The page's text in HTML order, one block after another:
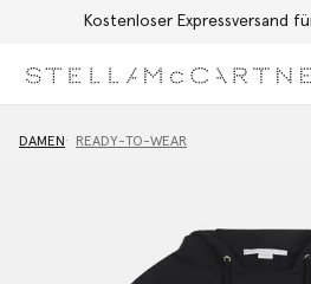
Kostenloser Expressversand
DAMEN READY-TO-WEAR